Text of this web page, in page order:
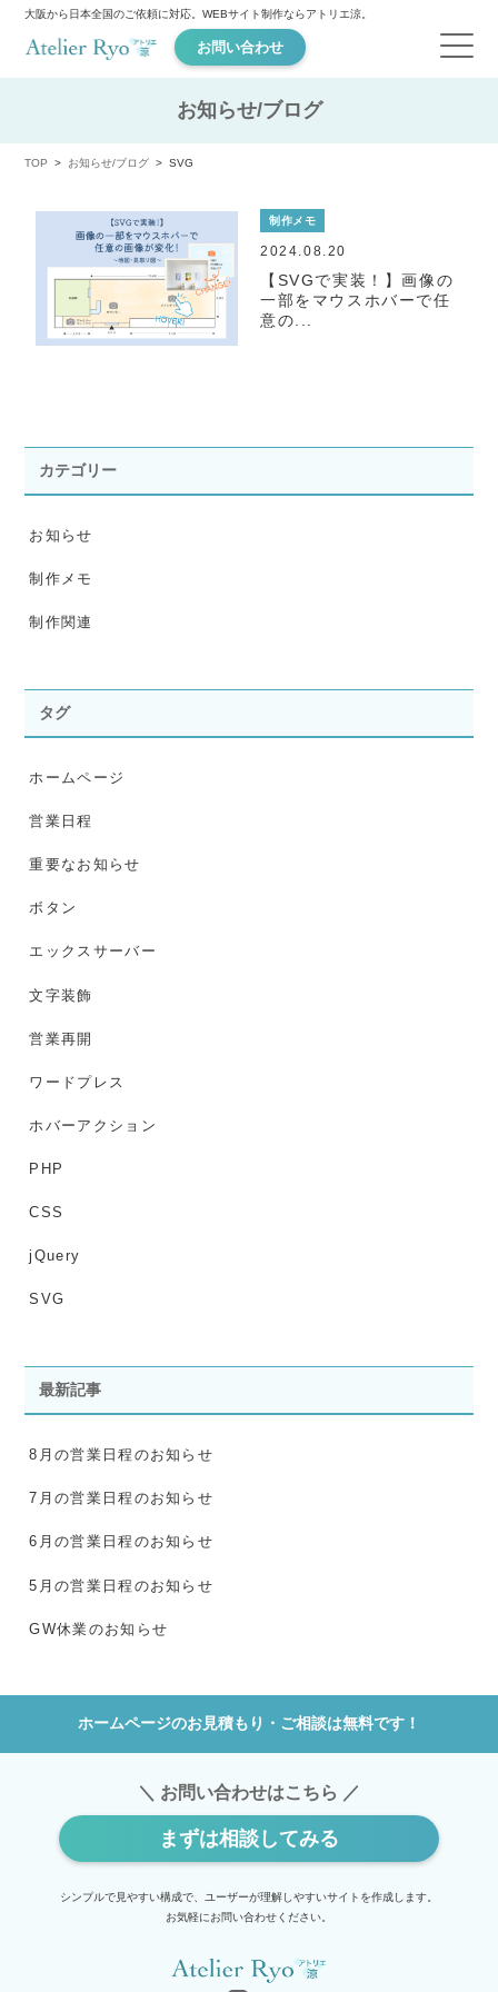
大阪から日本全国のご依頼に対応。WEBサイト制作ならアトリエ涼。
お問い合わせ
お知らせ/ブログ
TOP お知らせ/ブログ SVG
制作メモ
2024.08.20
【SVGで実装！】画像の
一部をマウスホバーで任
意の...
カテゴリー
お知らせ
制作メモ
制作関連
タグ
ホームページ
営業日程
重要なお知らせ
ボタン
エックスサーバー
文字装飾
営業再開
ワードプレス
ホバーアクション
PHP
CSS
jQuery
SVG
最新記事
8月の営業日程のお知らせ
7月の営業日程のお知らせ
6月の営業日程のお知らせ
5月の営業日程のお知らせ
GW休業のお知らせ
ホームページのお見積もり・ご相談は無料です！
＼ お問い合わせはこちら ／
まずは相談してみる
シンプルで見やすい構成で、ユーザーが理解しやすいサイトを作成します。
お気軽にお問い合わせください。